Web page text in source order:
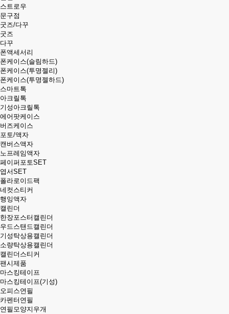
스트로우
문구점
굿즈/다꾸
굿즈
다꾸
폰액세서리
폰케이스(슬림하드)
폰케이스(투명젤리)
폰케이스(투명젤하드)
스마트톡
아크릴톡
기성아크릴톡
에어팟케이스
버즈케이스
포토/액자
캔버스액자
노프레임액자
페이퍼포토SET
엽서SET
폴라로이드팩
네컷스티커
행잉액자
캘린더
한장포스터캘린더
우드스탠드캘린더
기성탁상용캘린더
소량탁상용캘린더
캘린더스티커
팬시제품
마스킹테이프
마스킹테이프(기성)
오피스연필
카펜터연필
연필모양지우개